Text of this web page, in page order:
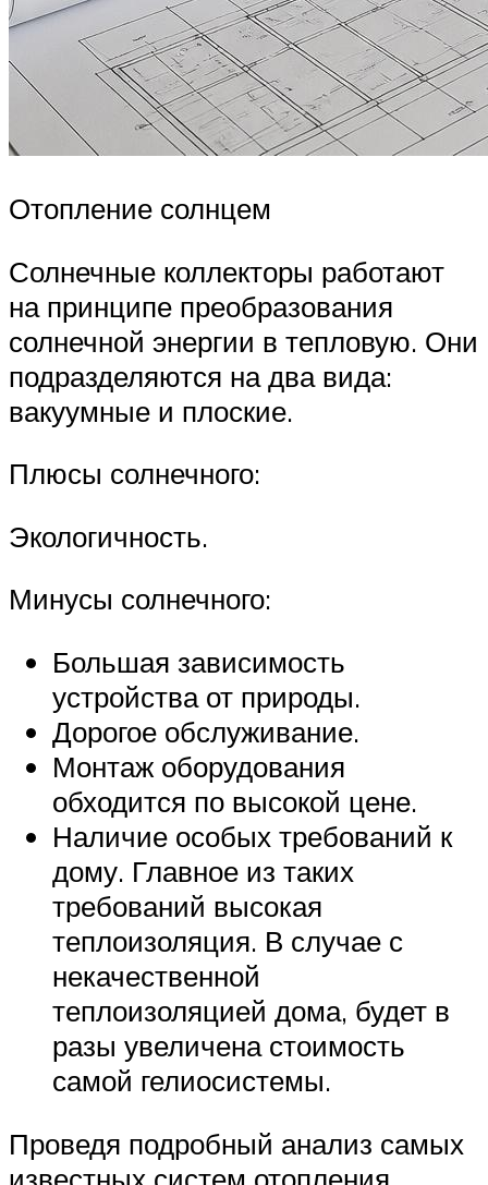
Отопление солнцем
Солнечные коллекторы работают
на принципе преобразования
солнечной энергии в тепловую. Они
подразделяются на два вида:
вакуумные и плоские.
Плюсы солнечного:
Экологичность.
Минусы солнечного:
Большая зависимость
устройства от природы.
Дорогое обслуживание.
Монтаж оборудования
обходится по высокой цене.
Наличие особых требований к
дому. Главное из таких
требований высокая
теплоизоляция. В случае с
некачественной
теплоизоляцией дома, будет в
разы увеличена стоимость
самой гелиосистемы.
Проведя подробный анализ самых